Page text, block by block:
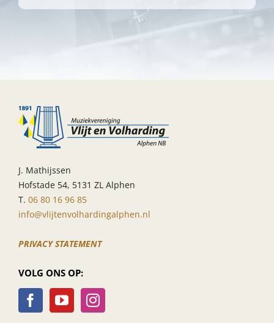
Muziek
J. Mathijssen
Hofstade 54, 5131 ZL Alphen
T. 06 80 16 96 85
info@vlijtenvolhardingalphen.nl
PRIVACY STATEMENT
VOLG ONS OP: